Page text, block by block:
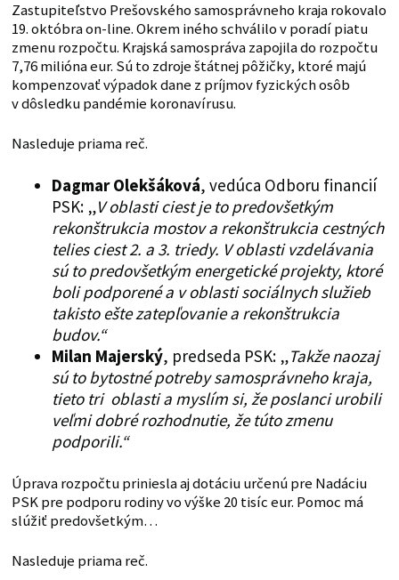
Zastupiteľstvo Prešovského samosprávneho kraja rokovalo
19. októbra on-line. Okrem iného schválilo v poradí piatu
zmenu rozpočtu. Krajská samospráva zapojila do rozpočtu
7,76 milióna eur. Sú to zdroje štátnej pôžičky, ktoré majú
kompenzovať výpadok dane z príjmov fyzických osôb
v dôsledku pandémie koronavírusu.
Nasleduje priama reč.
Dagmar Olekšáková, vedúca Odboru financií
PSK: „V oblasti ciest je to predovšetkým
rekonštrukcia mostov a rekonštrukcia cestných
telies ciest 2. a 3. triedy. V oblasti vzdelávania
sú to predovšetkým energetické projekty, ktoré
boli podporené a v oblasti sociálnych služieb
takisto ešte zatepľovanie a rekonštrukcia
budov.“
Milan Majerský, predseda PSK: „Takže naozaj
sú to bytostné potreby samosprávneho kraja,
tieto tri oblasti a myslím si, že poslanci urobili
veľmi dobré rozhodnutie, že túto zmenu
podporili.“
Úprava rozpočtu priniesla aj dotáciu určenú pre Nadáciu
PSK pre podporu rodiny vo výške 20 tisíc eur. Pomoc má
slúžiť predovšetkým…
Nasleduje priama reč.